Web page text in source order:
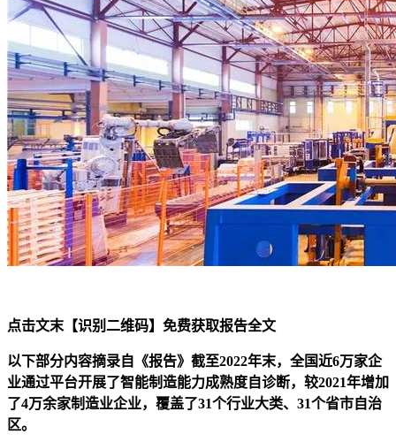
点击文末【识别二维码】免费获取报告全文
以下部分内容摘录自《报告》 截至2022年末，全国近6万家企
业通过平台开展了智能制造能力成熟度自诊断，较2021年增加
了4万余家制造业企业，覆盖了31个行业大类、31个省市自治
区。